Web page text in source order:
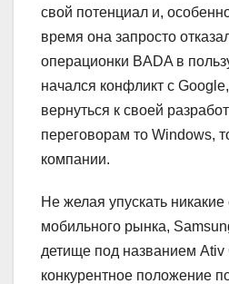
свой потенциал и,
время она запросто
операционки BADA в
начался конфликт с
вернуться к своей
переговорам то Windows,
компании.
Не желая упускать
мобильного рынка,
детище под названием Ativ
конкурентное положение